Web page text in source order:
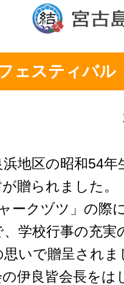
ェスティバル
地区の昭和54年
贈られました。
ークヅツ」の際
学校行事の充実
いで贈呈されま
伊良皆会長をは